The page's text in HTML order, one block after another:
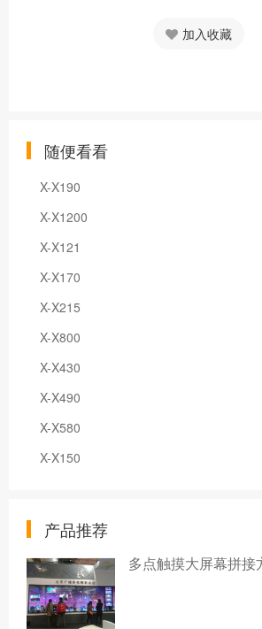
加入收藏
随便看看
X-X190
X-X1200
X-X121
X-X170
X-X215
X-X800
X-X430
X-X490
X-X580
X-X150
产品推荐
多点触摸大屏幕拼接